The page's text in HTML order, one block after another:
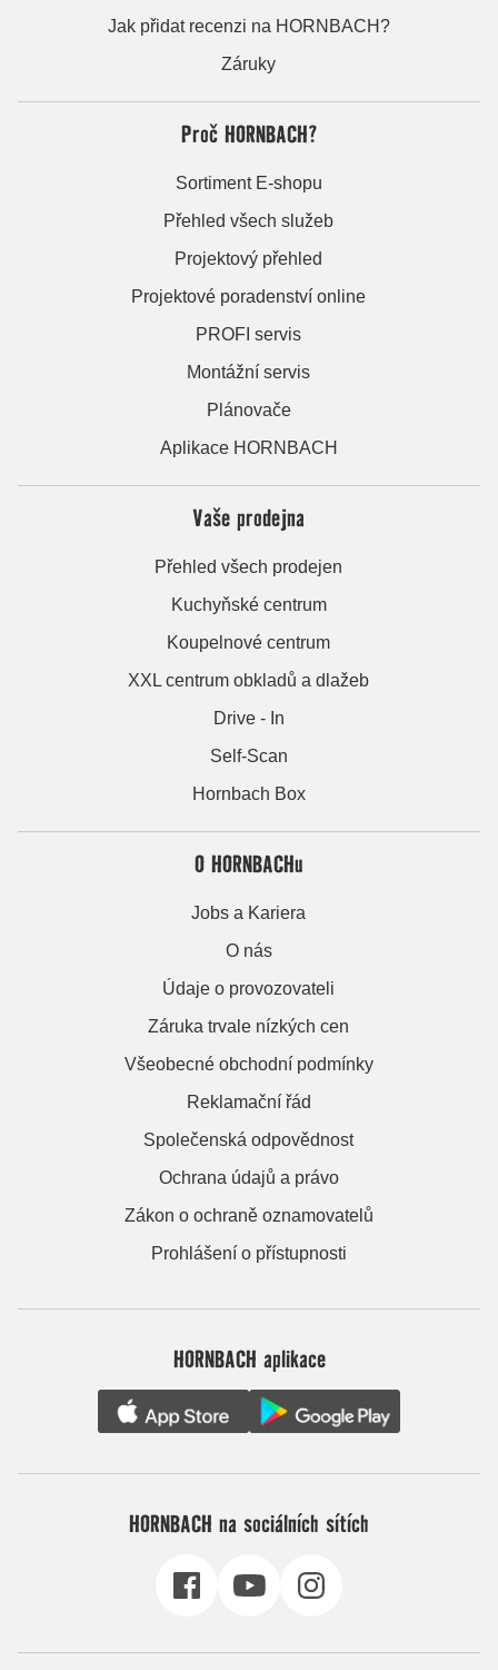
Jak přidat recenzi na HORNBACH?
Záruky
Proč HORNBACH?
Sortiment E-shopu
Přehled všech služeb
Projektový přehled
Projektové poradenství online
PROFI servis
Montážní servis
Plánovače
Aplikace HORNBACH
Vaše prodejna
Přehled všech prodejen
Kuchyňské centrum
Koupelnové centrum
XXL centrum obkladů a dlažeb
Drive - In
Self-Scan
Hornbach Box
O HORNBACHu
Jobs a Kariera
O nás
Údaje o provozovateli
Záruka trvale nízkých cen
Všeobecné obchodní podmínky
Reklamační řád
Společenská odpovědnost
Ochrana údajů a právo
Zákon o ochraně oznamovatelů
Prohlášení o přístupnosti
HORNBACH aplikace
HORNBACH na sociálních sítích